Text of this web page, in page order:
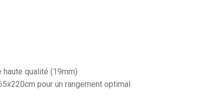
qualité (19mm)
pour un rangement optimal